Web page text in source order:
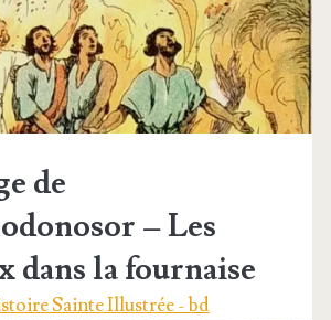
de
– Les
dans la fournaise
Sainte Illustrée - bd